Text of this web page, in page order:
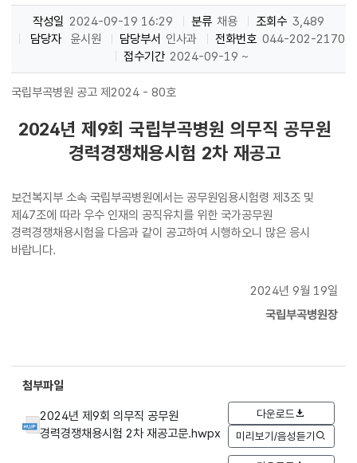
작성일 2024-09-19 16:29 분류 채용 조회수 3,489
담당자
윤시원 담당부서 인사과 전화번호 044-202-2170
접수기간 2024-09-19 ~
국립부곡병원 공고 제2024 - 80호
2024년 제9회 국립부곡병원 의무직 공무원
경력경쟁채용시험 2차 재공고
보건복지부 소속 국립부곡병원에서는 공무원임용시험령 제3조 및
제47조에 따라 우수 인재의 공직유치를 위한 국가공무원
경력경쟁채용시험을 다음과 같이 공고하여 시행하오니 많은 응시
바랍니다.
2024년 9월 19일
국립부곡병원장
첨부파일
2024년 제9회 의무직 공무원
경력경쟁채용시험 2차 재공고문.hwpx
다운로드
미리보기/음성듣기